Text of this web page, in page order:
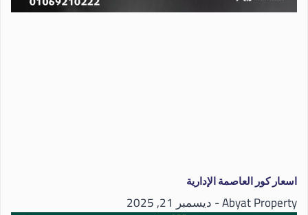
اسعار كور العاصمة الإدارية
Abyat Property ديسمبر 21, 2025